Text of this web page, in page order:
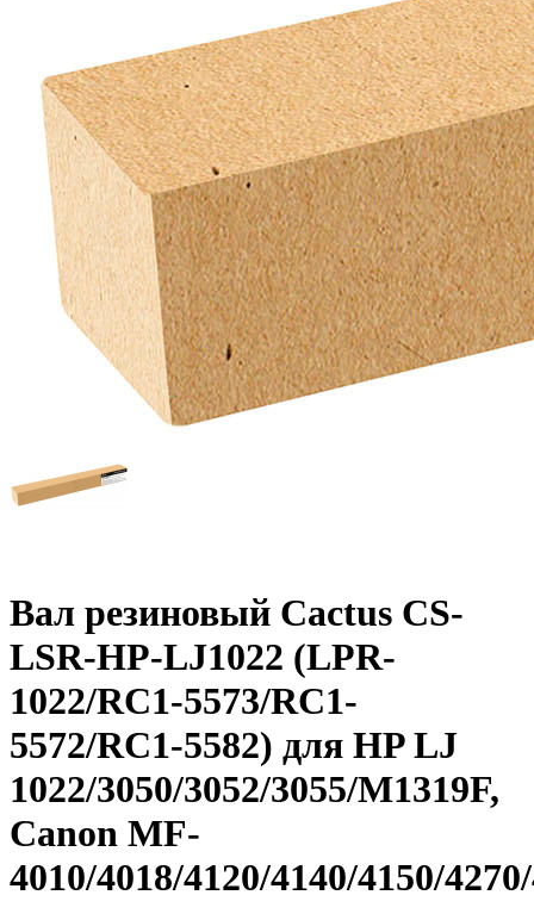
Вал резиновый Cactus CS-
LSR-HP-LJ1022 (LPR-
1022/RC1-5573/RC1-
5572/RC1-5582) для HP LJ
1022/3050/3052/3055/M1319F,
Canon MF-
4010/4018/4120/4140/4150/